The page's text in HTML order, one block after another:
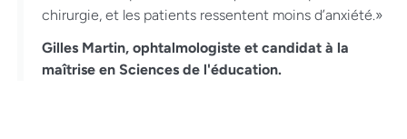
chirurgie, et les patients ressentent moins d’anxiété.»
Gilles Martin, ophtalmologiste et candidat à la
maîtrise en Sciences de l'éducation.